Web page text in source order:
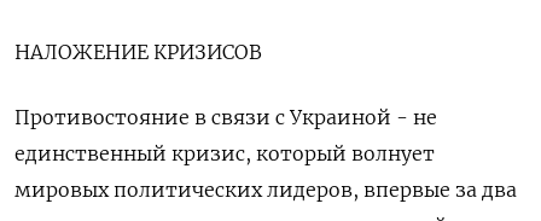
НАЛОЖЕНИЕ КРИЗИСОВ
Противостояние в связи с Украиной - не
единственный кризис, который волнует
мировых политических лидеров, впервые за два